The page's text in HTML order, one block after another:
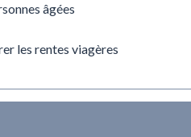
âgées
les rentes viagères